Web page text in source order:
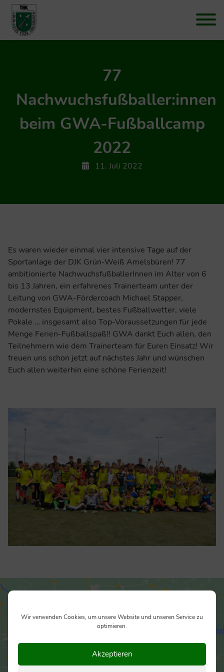
Wir verwenden Cookies, um unsere Website und unseren Service zu
optimieren.
Akzeptieren
77
Nachwuchsfußballer:innen
beim GWA-Fußballcamp
2022
11. Juli 2022
Es waren wieder einmal vier intensive Tage auf der
Sportanlage der DJK Grün-Weiß Amelsbüren! 77
ambitionierte NachwuchsfußballerInnen im Alter von 6
bis 13 Jahren, ein erfahrenes Trainerteam unter der
Leitung von GWA-Fördercoach Michael Stapper,
modernstes Equipment, bestes Fußballwetter, viele
Pokale … insgesamt also Top-Voraussetzungen für jede
Menge Ferien-Fußballspaß!! GWA dankt Euch allen, den
Teilnehmern wie dem Trainerteam für Euren Einsatz! Wir
freuen uns schon jetzt auf nächstes Jahr und wünschen
Euch allen weiterhin eine schöne Ferienzeit!